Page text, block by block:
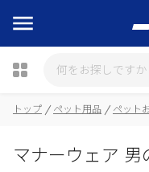
トップ ペット用品 ペット
マナーウェア 男